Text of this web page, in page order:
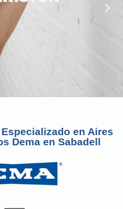
en Aires
Dema en Sabadell